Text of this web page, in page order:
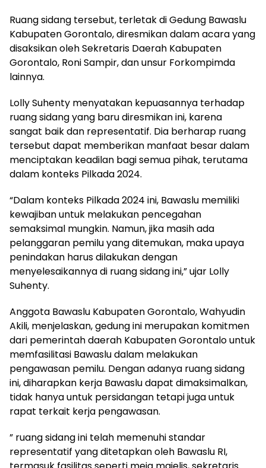
Ruang sidang tersebut, terletak di Gedung Bawaslu
Kabupaten Gorontalo, diresmikan dalam acara yang
disaksikan oleh Sekretaris Daerah Kabupaten
Gorontalo, Roni Sampir, dan unsur Forkompimda
lainnya.
Lolly Suhenty menyatakan kepuasannya terhadap
ruang sidang yang baru diresmikan ini, karena
sangat baik dan representatif. Dia berharap ruang
tersebut dapat memberikan manfaat besar dalam
menciptakan keadilan bagi semua pihak, terutama
dalam konteks Pilkada 2024.
“Dalam konteks Pilkada 2024 ini, Bawaslu memiliki
kewajiban untuk melakukan pencegahan
semaksimal mungkin. Namun, jika masih ada
pelanggaran pemilu yang ditemukan, maka upaya
penindakan harus dilakukan dengan
menyelesaikannya di ruang sidang ini,” ujar Lolly
Suhenty.
Anggota Bawaslu Kabupaten Gorontalo, Wahyudin
Akili, menjelaskan, gedung ini merupakan komitmen
dari pemerintah daerah Kabupaten Gorontalo untuk
memfasilitasi Bawaslu dalam melakukan
pengawasan pemilu. Dengan adanya ruang sidang
ini, diharapkan kerja Bawaslu dapat dimaksimalkan,
tidak hanya untuk persidangan tetapi juga untuk
rapat terkait kerja pengawasan.
” ruang sidang ini telah memenuhi standar
representatif yang ditetapkan oleh Bawaslu RI,